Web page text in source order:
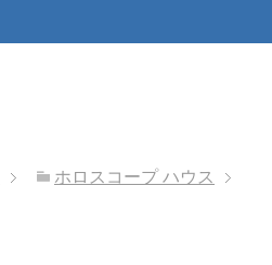
ホロスコープ ハウス